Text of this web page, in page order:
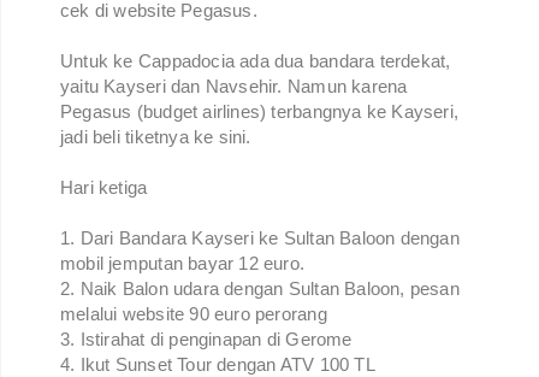
cek di website Pegasus.
Untuk ke Cappadocia ada dua bandara terdekat,
yaitu Kayseri dan Navsehir. Namun karena
Pegasus (budget airlines) terbangnya ke Kayseri,
jadi beli tiketnya ke sini.
Hari ketiga
1. Dari Bandara Kayseri ke Sultan Baloon dengan
mobil jemputan bayar 12 euro.
2. Naik Balon udara dengan Sultan Baloon, pesan
melalui website 90 euro perorang
3. Istirahat di penginapan di Gerome
4. Ikut Sunset Tour dengan ATV 100 TL